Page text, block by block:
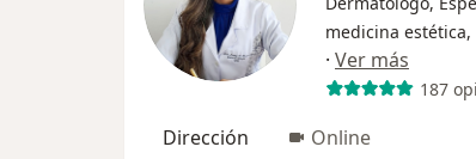
medicina
· Ver más
187
Dirección Online